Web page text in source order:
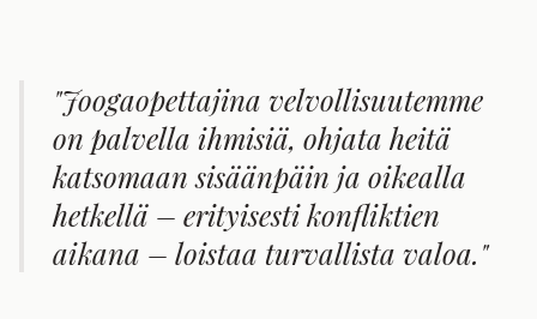
"Joogaopettajina velvollisuutemme
on palvella ihmisiä, ohjata heitä
katsomaan sisäänpäin ja oikealla
hetkellä – erityisesti konfliktien
aikana – loistaa turvallista valoa."